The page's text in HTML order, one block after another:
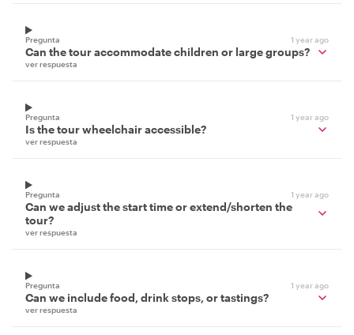
Pregunta 1 year ago
Can the tour accommodate children or large groups?
ver respuesta
Pregunta 1 year ago
Is the tour wheelchair accessible?
ver respuesta
Pregunta 1 year ago
Can we adjust the start time or extend/shorten the
tour?
ver respuesta
Pregunta 1 year ago
Can we include food, drink stops, or tastings?
ver respuesta